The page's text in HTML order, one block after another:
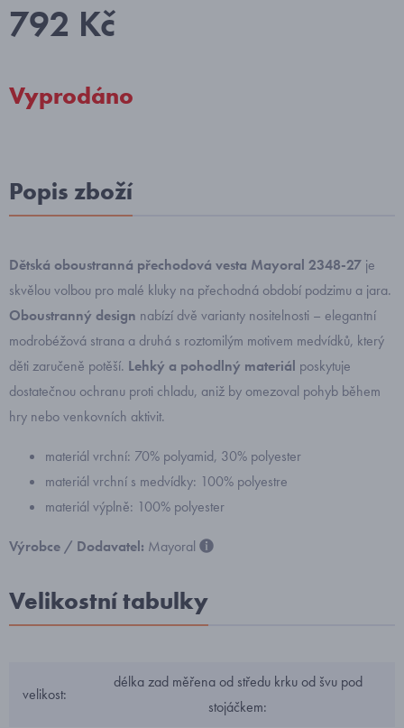
792 Kč
Vyprodáno
Popis zboží
Dětská oboustranná přechodová vesta Mayoral 2348-27 je
skvělou volbou pro malé kluky na přechodná období podzimu a jara.
Oboustranný design nabízí dvě varianty nositelnosti – elegantní
modrobéžová strana a druhá s roztomilým motivem medvídků, který
děti zaručeně potěší. Lehký a pohodlný materiál poskytuje
dostatečnou ochranu proti chladu, aniž by omezoval pohyb během
hry nebo venkovních aktivit.
materiál vrchní: 70% polyamid, 30% polyester
materiál vrchní s medvídky: 100% polyestre
materiál výplně: 100% polyester
Výrobce / Dodavatel: Mayoral
Velikostní tabulky
velikost:
délka zad měřena od středu krku od švu pod
stojáčkem: